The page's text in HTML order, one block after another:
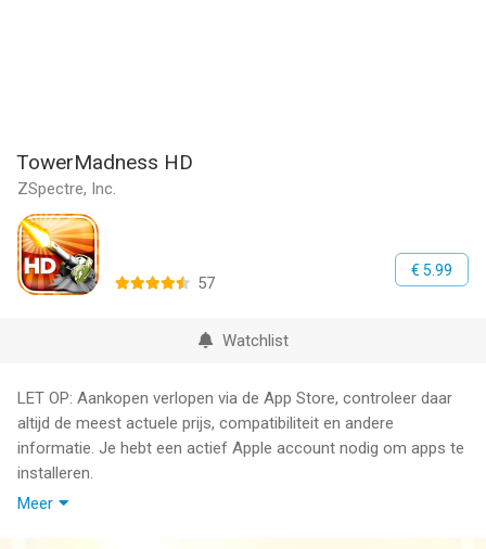
TowerMadness HD
ZSpectre, Inc.
€ 5.99
57
Watchlist
LET OP: Aankopen verlopen via de App Store, controleer daar
altijd de meest actuele prijs, compatibiliteit en andere
informatie. Je hebt een actief Apple account nodig om apps te
installeren.
Meer